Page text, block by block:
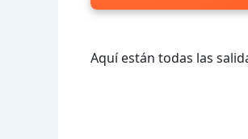
Aquí están todas las